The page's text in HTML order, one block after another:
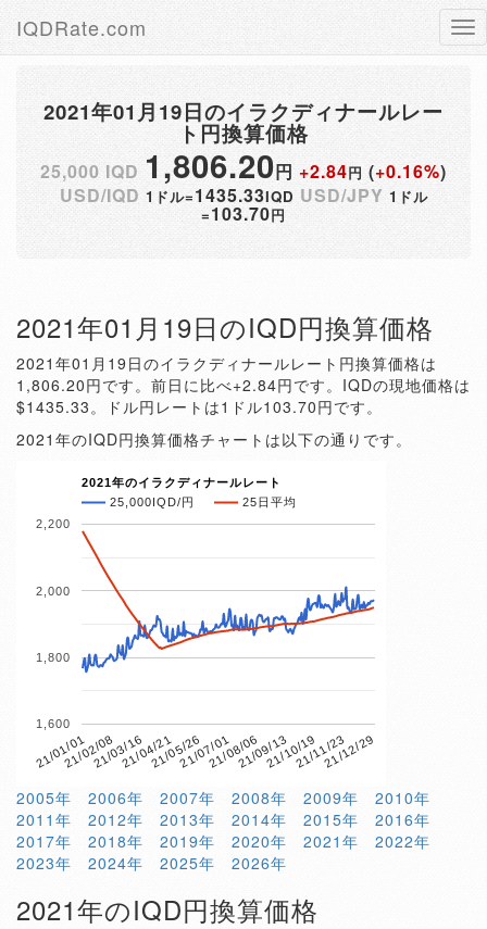
IQDRate.com
2021年01月19日のイラクディナールレー
ト円換算価格
25,000 IQD 1,806.20円+2.84円 (+0.16%)
USD/IQD 1ドル=1435.33IQD USD/JPY 1ドル
=103.70円
2021年01月19日のIQD円換算価格
2021年01月19日のイラクディナールレート円換算価格は
1,806.20円です。前日に比べ+2.84円です。IQDの現地価格は
$1435.33。ドル円レートは1ドル103.70円です。
2021年のIQD円換算価格チャートは以下の通りです。
2021年のイラクディナールレート
25,000IQD/円
25日平均
21/01/0121/02/0821/03/1621/04/2121/05/2621/07/0121/08/0621/09/1321/10/1921/11/2321/12/29
1,600
1,800
2,000
2,200
2005年 2006年 2007年 2008年 2009年
2010年
2011年
2012年 2013年 2014年 2015年
2016年
2017年
2018年 2019年 2020年 2021年
2022年
2023年
2024年 2025年 2026年
2021年のIQD円換算価格